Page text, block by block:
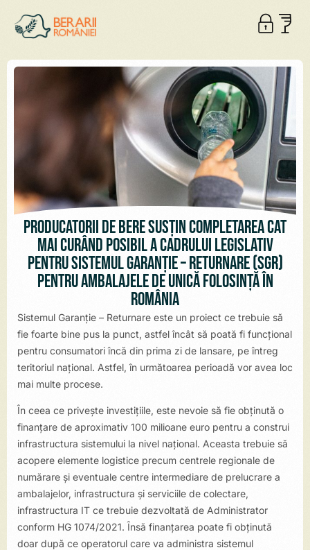
Producătorii de bere susțin completarea cât
mai curând posibil a cadrului legislativ
pentru sistemul Garanție – Returnare (SGR)
pentru ambalajele de unică folosință în
România
Sistemul Garanție – Returnare este un proiect ce trebuie să
fie foarte bine pus la punct, astfel încât să poată fi funcțional
pentru consumatori încă din prima zi de lansare, pe întreg
teritoriul național. Astfel, în următoarea perioadă vor avea loc
mai multe procese.
În ceea ce privește investițiile, este nevoie să fie obținută o
finanțare de aproximativ 100 milioane euro pentru a construi
infrastructura sistemului la nivel național. Aceasta trebuie să
acopere elemente logistice precum centrele regionale de
numărare și eventuale centre intermediare de prelucrare a
ambalajelor, infrastructura și serviciile de colectare,
infrastructura IT ce trebuie dezvoltată de Administrator
conform HG 1074/2021. Însă finanțarea poate fi obținută
doar după ce operatorul care va administra sistemul